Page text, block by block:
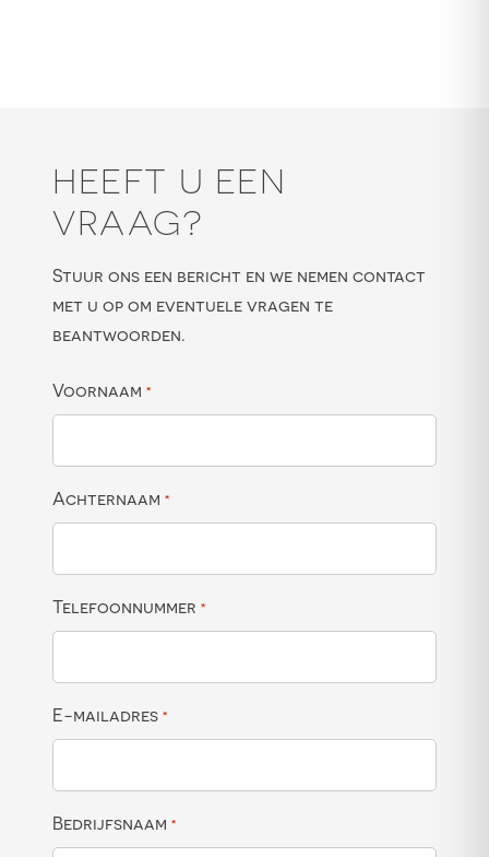
HEEFT U EEN
VRAAG?
Stuur ons een bericht en we nemen contact
met u op om eventuele vragen te
beantwoorden.
Voornaam *
Achternaam *
Telefoonnummer *
E-mailadres *
Bedrijfsnaam *